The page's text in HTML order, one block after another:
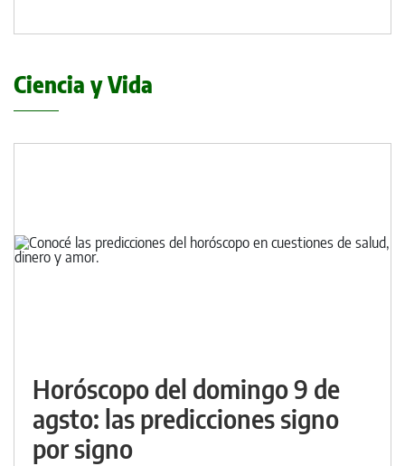
Ciencia y Vida
Horóscopo del domingo 9 de
agsto: las predicciones signo
por signo